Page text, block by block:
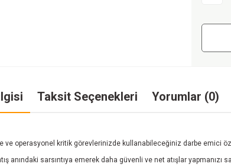
Taksit Seçenekleri Yorumlar (0)
operasyonel kritik görevlerinizde kullanabileceğiniz darbe emici
anındaki sarsıntıya emerek daha güvenli ve net atışlar yapmanızı